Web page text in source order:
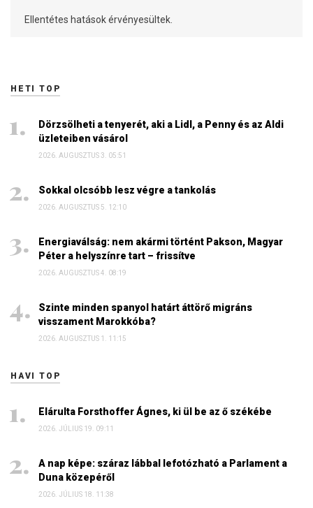
Ellentétes hatások érvényesültek.
HETI TOP
Dörzsölheti a tenyerét, aki a Lidl, a Penny és az Aldi
üzleteiben vásárol
2026. AUGUSZTUS 3. 05:51
Sokkal olcsóbb lesz végre a tankolás
2026. AUGUSZTUS 5. 12:10
Energiaválság: nem akármi történt Pakson, Magyar
Péter a helyszínre tart – frissítve
2026. AUGUSZTUS 4. 08:19
Szinte minden spanyol határt áttörő migráns
visszament Marokkóba?
2026. AUGUSZTUS 1. 11:15
HAVI TOP
Elárulta Forsthoffer Ágnes, ki ül be az ő székébe
2026. JÚLIUS 19. 09:11
A nap képe: száraz lábbal lefotózható a Parlament a
Duna közepéről
2026. JÚLIUS 18. 11:38